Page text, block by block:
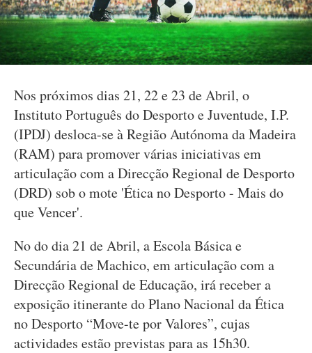
Nos próximos dias 21, 22 e 23 de Abril, o
Instituto Português do Desporto e Juventude, I.P.
(IPDJ) desloca-se à Região Autónoma da Madeira
(RAM) para promover várias iniciativas em
articulação com a Direcção Regional de Desporto
(DRD) sob o mote 'Ética no Desporto - Mais do
que Vencer'.
No do dia 21 de Abril, a Escola Básica e
Secundária de Machico, em articulação com a
Direcção Regional de Educação, irá receber a
exposição itinerante do Plano Nacional da Ética
no Desporto “Move-te por Valores”, cujas
actividades estão previstas para as 15h30.